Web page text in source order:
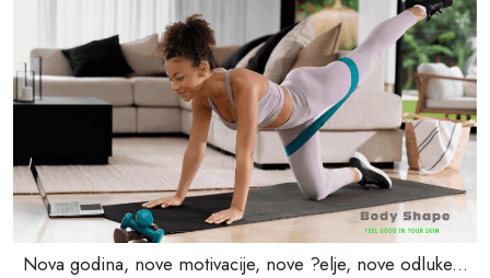
Nova godina, nove motivacije, nove ?elje, nove odluke...